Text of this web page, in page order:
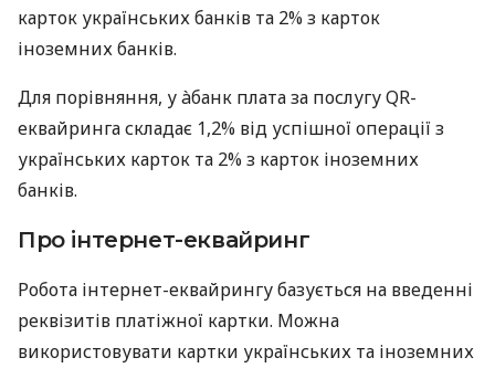
карток українських банків та 2% з карток
іноземних банків.
Для порівняння, у àбанк плата за послугу QR-
еквайринга складає 1,2% від успішної операції з
українських карток та 2% з карток іноземних
банків.
Про інтернет-еквайринг
Робота інтернет-еквайрингу базується на введенні
реквізитів платіжної картки. Можна
використовувати картки українських та іноземних